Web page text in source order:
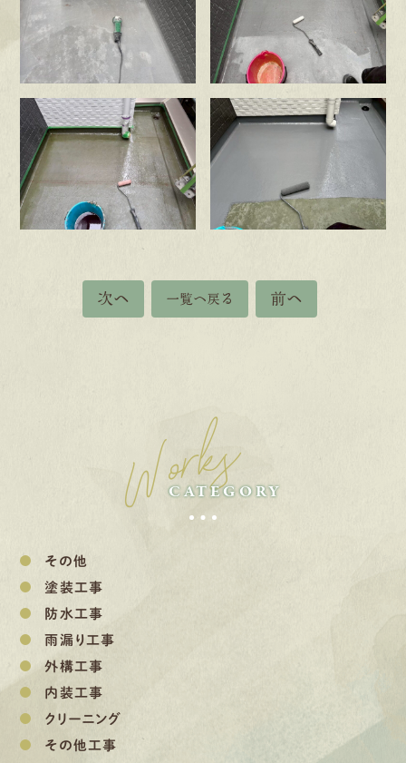
次へ 一覧へ戻る 前へ
Works
CATEGORY
その他
塗装工事
防水工事
雨漏り工事
外構工事
内装工事
クリーニング
その他工事